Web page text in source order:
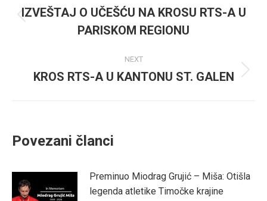
navigation
post:
IZVEŠTAJ O UČEŠĆU NA KROSU RTS-A U
PARISKOM REGIONU
NEXT
Next
KROS RTS-A U KANTONU ST. GALEN
Povezani članci
Preminuo Miodrag Grujić – Miša: Otišla
legenda atletike Timočke krajine